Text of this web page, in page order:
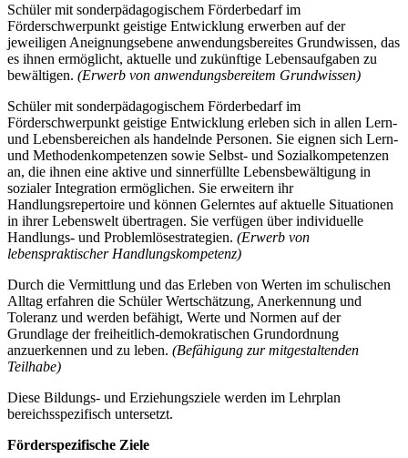
Schüler mit sonderpädagogischem Förderbedarf im
Förderschwerpunkt geistige Entwicklung erwerben auf der
jeweiligen Aneignungsebene anwendungsbereites Grundwissen, das
es ihnen ermöglicht, aktuelle und zukünftige Lebensaufgaben zu
bewältigen. (Erwerb von anwendungsbereitem Grundwissen)
Schüler mit sonderpädagogischem Förderbedarf im
Förderschwerpunkt geistige Entwicklung erleben sich in allen Lern-
und Lebensbereichen als handelnde Personen. Sie eignen sich Lern-
und Methodenkompetenzen sowie Selbst- und Sozialkompetenzen
an, die ihnen eine aktive und sinnerfüllte Lebensbewältigung in
sozialer Integration ermöglichen. Sie erweitern ihr
Handlungsrepertoire und können Gelerntes auf aktuelle Situationen
in ihrer Lebenswelt übertragen. Sie verfügen über individuelle
Handlungs- und Problemlösestrategien. (Erwerb von
lebenspraktischer Handlungskompetenz)
Durch die Vermittlung und das Erleben von Werten im schulischen
Alltag erfahren die Schüler Wertschätzung, Anerkennung und
Toleranz und werden befähigt, Werte und Normen auf der
Grundlage der freiheitlich-demokratischen Grundordnung
anzuerkennen und zu leben. (Befähigung zur mitgestaltenden
Teilhabe)
Diese Bildungs- und Erziehungsziele werden im Lehrplan
bereichsspezifisch untersetzt.
Förderspezifische Ziele